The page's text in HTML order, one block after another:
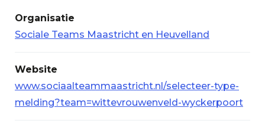
Organisatie
Sociale Teams Maastricht en Heuvelland
Website
www.sociaalteammaastricht.nl/selecteer-type-
melding?team=wittevrouwenveld-wyckerpoort